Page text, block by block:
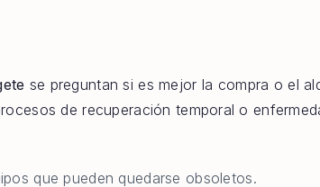
se preguntan si es mejor la compra o el
de recuperación temporal o
que pueden quedarse obsoletos.